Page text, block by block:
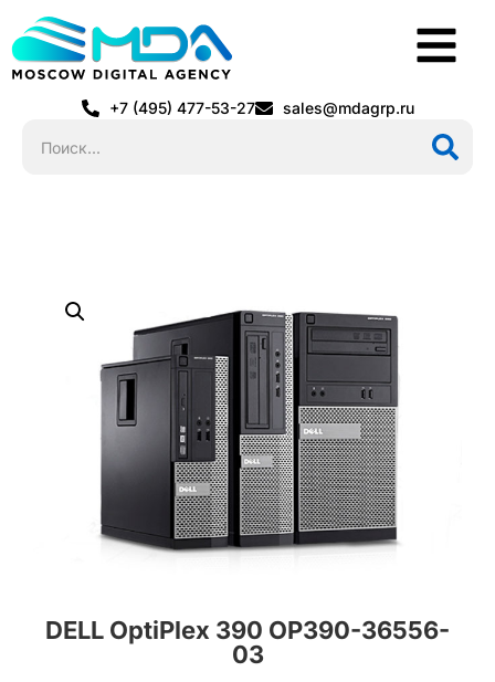
+7 (495) 477-53-27 sales@mdagrp.ru
DELL OptiPlex 390 OP390-36556-
03